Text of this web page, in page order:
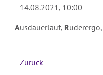
Absenden
14.08.2021, 10:00
Ausdauerlauf, Ruderergo,
Zurück